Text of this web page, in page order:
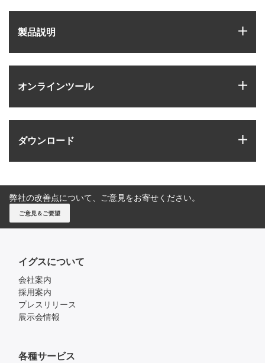
製品説明
オンラインツール
ダウンロード
弊社の改善点について、ご意見をお寄せください。
ご意見＆ご要望
イグスについて
会社案内
採用案内
プレスリリース
展示会情報
各種サービス